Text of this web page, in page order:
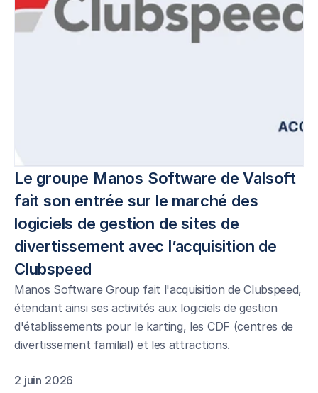
Le groupe Manos Software de Valsoft
fait son entrée sur le marché des
logiciels de gestion de sites de
divertissement avec l’acquisition de
Clubspeed
Manos Software Group fait l'acquisition de Clubspeed,
étendant ainsi ses activités aux logiciels de gestion
d'établissements pour le karting, les CDF (centres de
divertissement familial) et les attractions.
2 juin 2026